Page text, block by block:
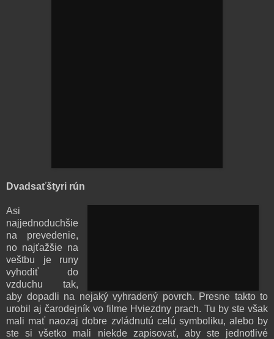
Dvadsaťštyri rún
Asi
najjednoduchšie
na prevedenie,
no najťažšie na
veštbu je runy
vyhodiť do
vzduchu tak,
aby dopadli na nejaký vyhradený povrch. Presne takto to
urobil aj čarodejník vo filme Hviezdny prach. Tu by ste však
mali mať naozaj dobre zvládnutú celú symboliku, alebo by
ste si všetko mali niekde zapisovať, aby ste jednotlivé